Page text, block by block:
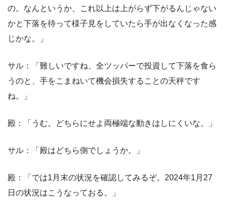
の。なんというか、これ以上は上がらず下がるんじゃない
かと下落を待って様子見をしていたら手が出なくなった感
じかな。」
サル：「難しいですね、全ツッパーで投資して下落を食ら
うのと、手をこまねいて機会損失することの天秤です
ね。」
殿：「うむ。どちらにせよ両極端な動きはしにくいな。」
サル：「殿はどちら側でしょうか。」
殿：「では1月末の状況を確認してみるぞ。2024年1月27
日の状況はこうなっておる。」